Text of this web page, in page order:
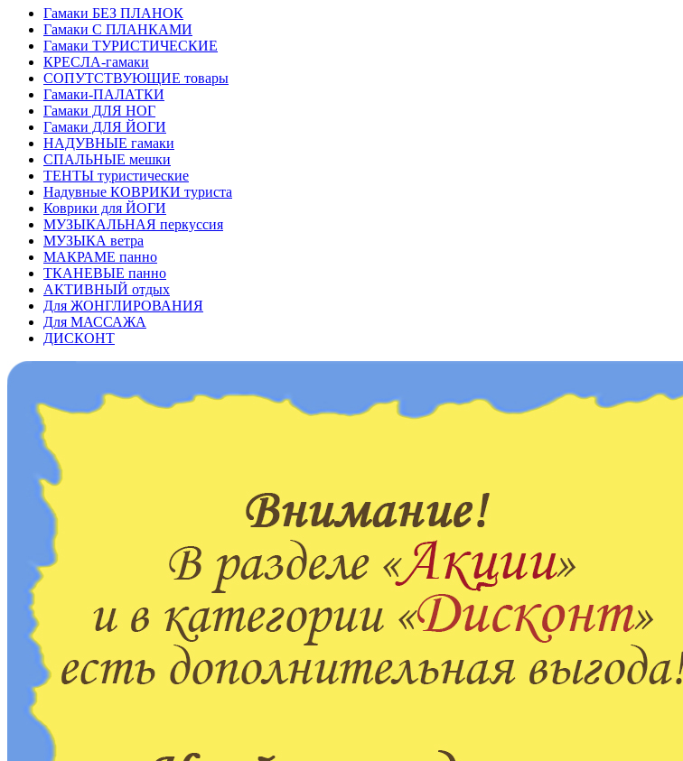
Гамаки БЕЗ ПЛАНОК
Гамаки С ПЛАНКАМИ
Гамаки ТУРИСТИЧЕСКИЕ
КРЕСЛА-гамаки
СОПУТСТВУЮЩИЕ товары
Гамаки-ПАЛАТКИ
Гамаки ДЛЯ НОГ
Гамаки ДЛЯ ЙОГИ
НАДУВНЫЕ гамаки
СПАЛЬНЫЕ мешки
ТЕНТЫ туристические
Надувные КОВРИКИ туриста
Коврики для ЙОГИ
МУЗЫКАЛЬНАЯ перкуссия
МУЗЫКА ветра
МАКРАМЕ панно
ТКАНЕВЫЕ панно
АКТИВНЫЙ отдых
Для ЖОНГЛИРОВАНИЯ
Для МАССАЖА
ДИСКОНТ